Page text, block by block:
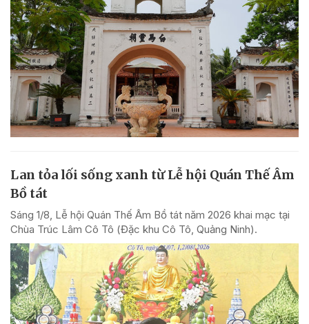
Lan tỏa lối sống xanh từ Lễ hội Quán Thế Âm
Bồ tát
Sáng 1/8, Lễ hội Quán Thế Âm Bồ tát năm 2026 khai mạc tại
Chùa Trúc Lâm Cô Tô (Đặc khu Cô Tô, Quảng Ninh).